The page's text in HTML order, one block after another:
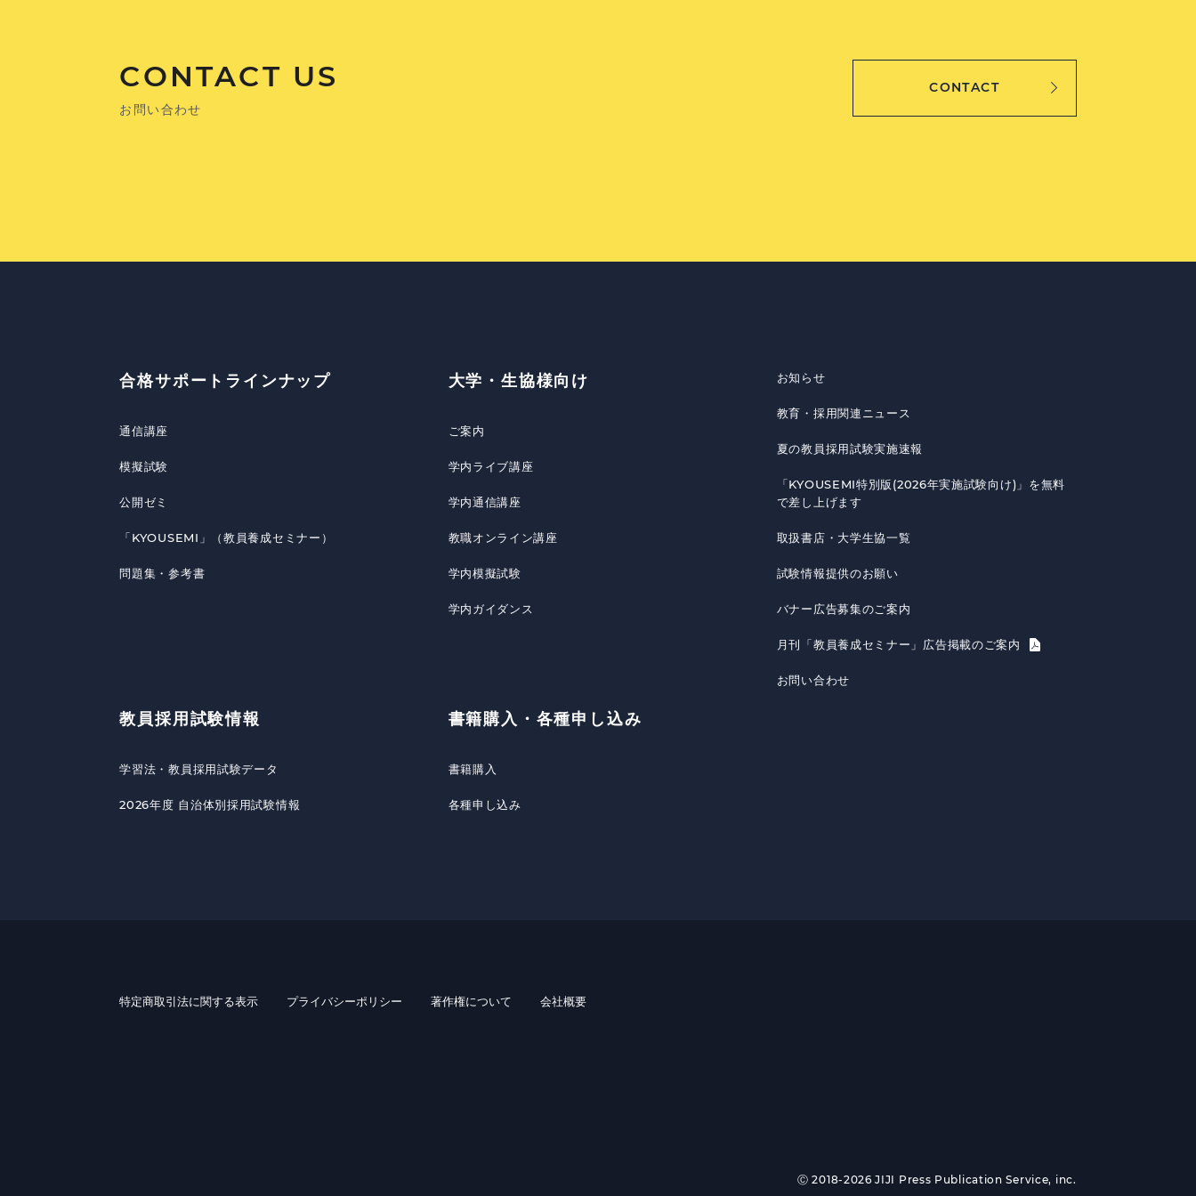
CONTACT US
お問い合わせ
CONTACT
合格サポートラインナップ
通信講座
模擬試験
公開ゼミ
「KYOUSEMI」（教員養成セミナー）
問題集・参考書
教員採用試験情報
学習法・教員採用試験データ
2026年度 自治体別採用試験情報
大学・生協様向け
ご案内
学内ライブ講座
学内通信講座
教職オンライン講座
学内模擬試験
学内ガイダンス
書籍購入・各種申し込み
書籍購入
各種申し込み
お知らせ
教育・採用関連ニュース
夏の教員採用試験実施速報
「KYOUSEMI特別版(2026年実施試験向け)」を無料
で差し上げます
取扱書店・大学生協一覧
試験情報提供のお願い
バナー広告募集のご案内
月刊「教員養成セミナー」広告掲載のご案内
お問い合わせ
特定商取引法に関する表示 プライバシーポリシー 著作権について 会社概要
Ⓒ 2018-2026 JIJI Press Publication Service, inc.